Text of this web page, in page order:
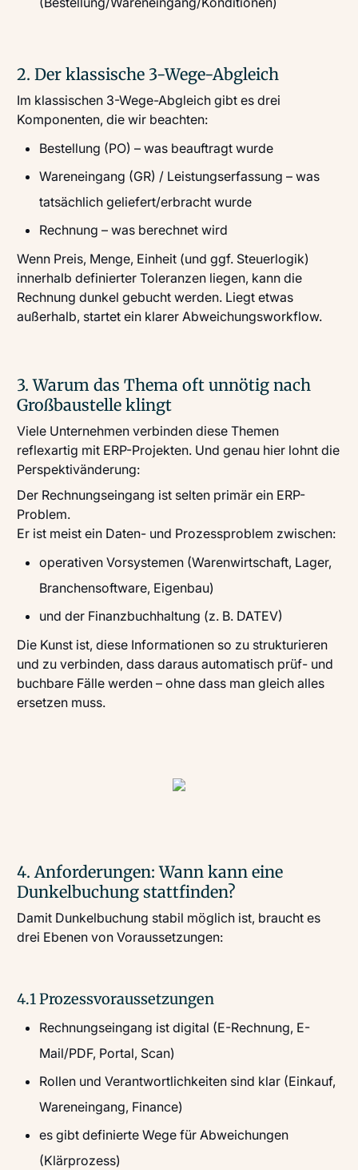
2. Der klassische 3-Wege-Abgleich
Im klassischen 3-Wege-Abgleich gibt es drei
Komponenten, die wir beachten:
Bestellung (PO) – was beauftragt wurde
Wareneingang (GR) / Leistungserfassung – was
tatsächlich geliefert/erbracht wurde
Rechnung – was berechnet wird
Wenn Preis, Menge, Einheit (und ggf. Steuerlogik)
innerhalb definierter Toleranzen liegen, kann die
Rechnung dunkel gebucht werden. Liegt etwas
außerhalb, startet ein klarer Abweichungsworkflow.
3. Warum das Thema oft unnötig nach
Großbaustelle klingt
Viele Unternehmen verbinden diese Themen
reflexartig mit ERP-Projekten. Und genau hier lohnt die
Perspektivänderung:
Der Rechnungseingang ist selten primär ein ERP-
Problem.
Er ist meist ein Daten- und Prozessproblem zwischen:
operativen Vorsystemen (Warenwirtschaft, Lager,
Branchensoftware, Eigenbau)
und der Finanzbuchhaltung (z. B. DATEV)
Die Kunst ist, diese Informationen so zu strukturieren
und zu verbinden, dass daraus automatisch prüf- und
buchbare Fälle werden – ohne dass man gleich alles
ersetzen muss.
4. Anforderungen: Wann kann eine
Dunkelbuchung stattfinden?
Damit Dunkelbuchung stabil möglich ist, braucht es
drei Ebenen von Voraussetzungen:
4.1 Prozessvoraussetzungen
Rechnungseingang ist digital (E-Rechnung, E-
Mail/PDF, Portal, Scan)
Rollen und Verantwortlichkeiten sind klar (Einkauf,
Wareneingang, Finance)
es gibt definierte Wege für Abweichungen
(Klärprozess)